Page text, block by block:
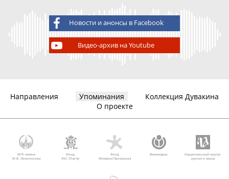
Новости и анонсы в Facebook
Видео-архив на Youtube
Направления Упоминания
Коллекция Дувакина
О проекте
МГУ имени
М.В. Ломоносова
Фонд
AVC Charity
Фонд
Михаила Прохорова
Викимедиа
Национальный корпус
русского языка